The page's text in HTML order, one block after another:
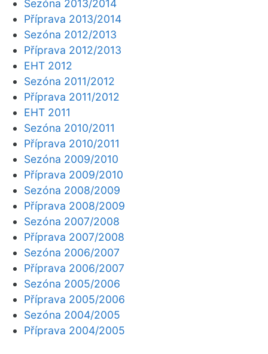
Sezóna 2013/2014
Příprava 2013/2014
Sezóna 2012/2013
Příprava 2012/2013
EHT 2012
Sezóna 2011/2012
Příprava 2011/2012
EHT 2011
Sezóna 2010/2011
Příprava 2010/2011
Sezóna 2009/2010
Příprava 2009/2010
Sezóna 2008/2009
Příprava 2008/2009
Sezóna 2007/2008
Příprava 2007/2008
Sezóna 2006/2007
Příprava 2006/2007
Sezóna 2005/2006
Příprava 2005/2006
Sezóna 2004/2005
Příprava 2004/2005